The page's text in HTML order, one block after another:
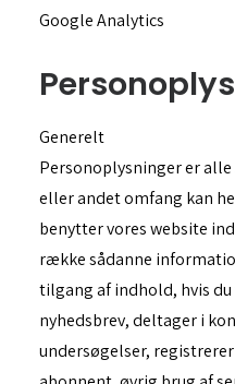
Google Analytics
Generelt
Personoplysninger er
eller andet omfang kan
benytter vores website
række sådanne
tilgang af indhold, hvis
nyhedsbrev, deltager i
undersøgelser,